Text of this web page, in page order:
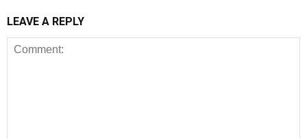
LEAVE A REPLY